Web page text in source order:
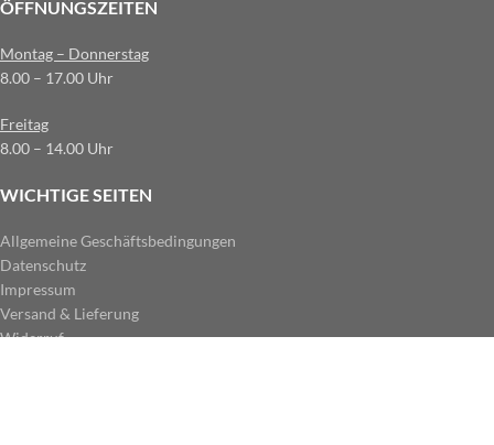
ÖFFNUNGSZEITEN
Montag – Donnerstag
8.00 – 17.00 Uhr
Freitag
8.00 – 14.00 Uhr
WICHTIGE SEITEN
Allgemeine Geschäftsbedingungen
Datenschutz
Impressum
Versand & Lieferung
Widerruf